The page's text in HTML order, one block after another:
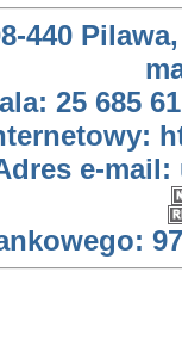
440
25 685
e-mail:
97